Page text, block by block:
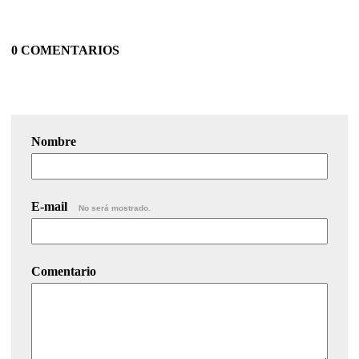
0 COMENTARIOS
Nombre
E-mail No será mostrado.
Comentario